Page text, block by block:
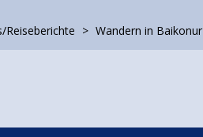
Reiseberichte Wandern in Baikonur